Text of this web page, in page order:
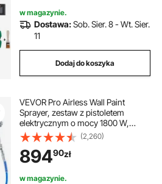
w magazynie.
Dostawa:Sob. Sier. 8 - Wt. Sier.
11
Dodaj do koszyka
VEVOR Pro Airless Wall Paint
Sprayer, zestaw z pistoletem
elektrycznym o mocy 1800 W,
regulowane ciśnienie natrysku z
rurą do malowania ścian i
sufitów/drewna i metalu
(2,260)
89490zł
w magazynie.